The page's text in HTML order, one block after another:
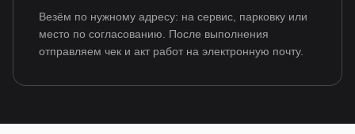
Везём по нужному адресу: на сервис, парковку или
место по согласованию. После выполнения
отправляем чек и акт работ на электронную почту.